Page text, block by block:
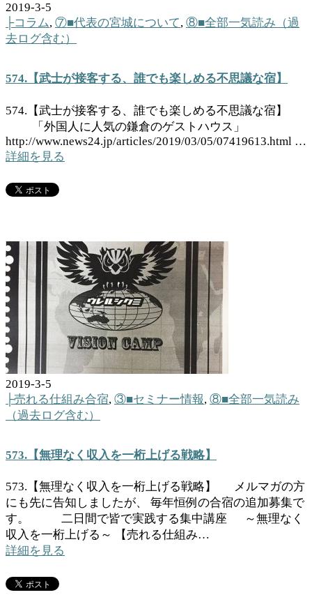
2019-3-5
├コラム, ⑦■代表の宮城について, ⑧■全部一気読み（過
去ログ含む）
574.【武士が接客する、誰でも楽しめる不思議な宿】
574.【武士が接客する、誰でも楽しめる不思議な宿】
「外国人に人気の鎌倉のゲストハウス」
http://www.news24.jp/articles/2019/03/05/07419613.html …
詳細を見る
2019-3-5
├売れる仕組み合宿, ③■セミナー情報, ⑧■全部一気読み
（過去ログ含む）
573.【無理なく収入を一桁上げる戦略】
573.【無理なく収入を一桁上げる戦略】 メルマガの方
にも先に告知しましたが、 毎年恒例の合宿の追加募集で
す。 二日間で皆で実践する集中講座 ～無理なく
収入を一桁上げる～ 【売れる仕組み…
詳細を見る